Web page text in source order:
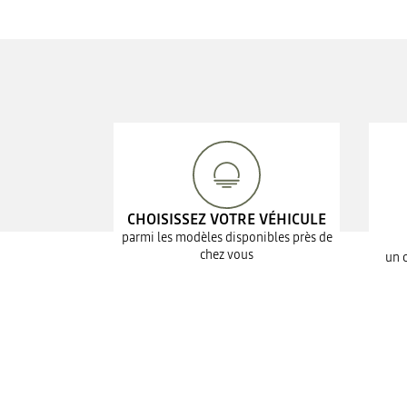
CHOISISSEZ VOTRE VÉHICULE
parmi les modèles disponibles près de
chez vous
un